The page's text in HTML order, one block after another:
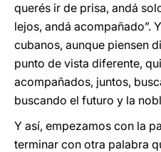
querés ir de prisa, andá
lejos, andá acompañado”.
cubanos, aunque piensen
punto de vista diferente,
acompañados, juntos,
buscando el futuro y la
Y así, empezamos con la
terminar con otra palabra